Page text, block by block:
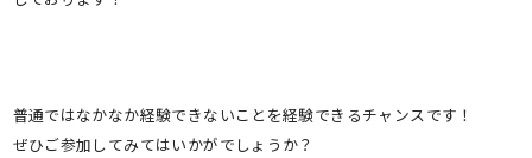
普通ではなかなか経験できないことを経験できるチャンスです！
ぜひご参加してみてはいかがでしょうか？